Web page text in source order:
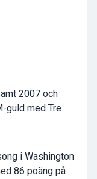
2007 och
guld med Tre
i Washington
86 poäng på